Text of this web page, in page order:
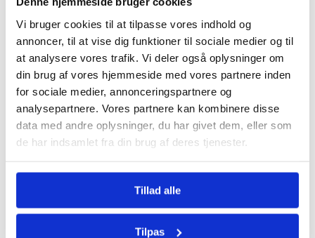
Vi bruger cookies til at tilpasse vores indhold og
annoncer, til at vise dig funktioner til sociale medier og til
at analysere vores trafik. Vi deler også oplysninger om
din brug af vores hjemmeside med vores partnere inden
for sociale medier, annonceringspartnere og
analysepartnere. Vores partnere kan kombinere disse
data med andre oplysninger, du har givet dem, eller som
de har indsamlet fra din brug af deres tjenester.
Tillad alle
Tilpas
Du er langt fra den eneste
der bruger Bomae
Trustpilot
Trustpilot